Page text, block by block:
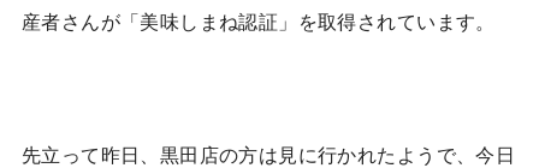
産者さんが「美味しまね認証」を取得されています。
先立って昨日、黒田店の方は見に行かれたようで、今日